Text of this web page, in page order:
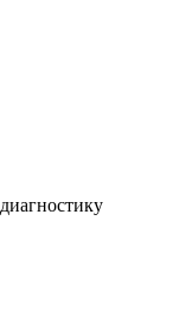
диагностику